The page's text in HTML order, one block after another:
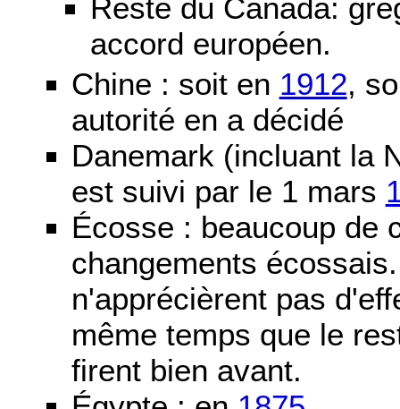
Reste du Canada:
accord européen.
Chine : soit en 1912,
autorité en a décidé
Danemark (incluant la
est suivi par le 1 mars
Écosse : beaucoup de
changements
n'apprécièrent pas
même temps que le
firent bien avant.